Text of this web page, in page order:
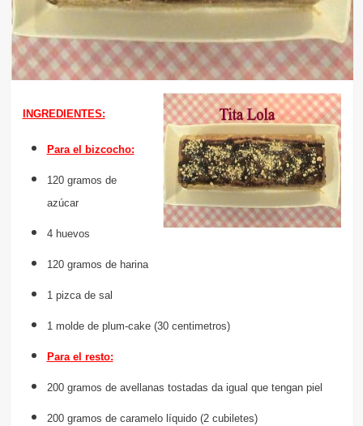
INGREDIENTES:
Para el bizcocho:
120 gramos de
azúcar
4 huevos
120 gramos de harina
1 pizca de sal
1 molde de plum-cake (30 centimetros)
Para el resto:
200 gramos de avellanas tostadas da igual que tengan piel
200 gramos de caramelo líquido (2 cubiletes)